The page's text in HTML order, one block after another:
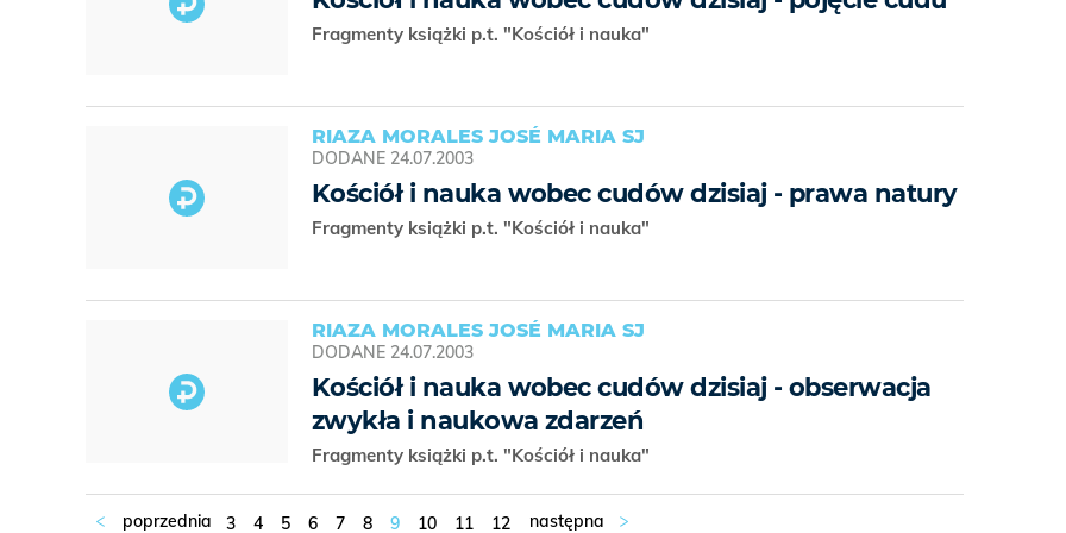
Fragmenty książki p.t. "Kościół i nauka"
RIAZA MORALES JOSÉ MARIA SJ
DODANE 24.07.2003
Kościół i nauka wobec cudów dzisiaj - prawa natury
Fragmenty książki p.t. "Kościół i nauka"
RIAZA MORALES JOSÉ MARIA SJ
DODANE 24.07.2003
Kościół i nauka wobec cudów dzisiaj - obserwacja
zwykła i naukowa zdarzeń
Fragmenty książki p.t. "Kościół i nauka"
3 4 5 6 7 8 9 10 11 12